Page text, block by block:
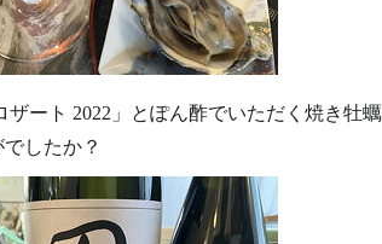
ート 2022」とぽん酢でいただく焼き牡蠣
したか？